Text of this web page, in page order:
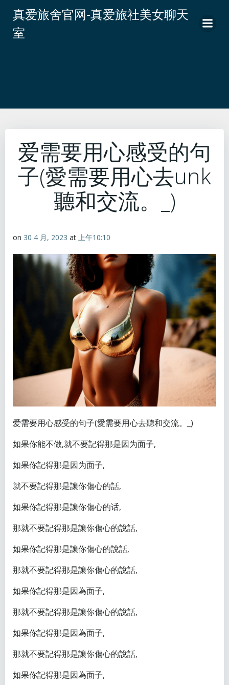
转
真爱旅舍官网-真爱旅社美女聊天
室
爱需要用心感受的句
子(愛需要用心去unk
聽和交流。_)
on 30 4 月, 2023 at 上午10:10
爱需要用心感受的句子(愛需要用心去聽和交流。_)
如果你能不做,就不要記得那是因为面子,
如果你記得那是因为面子,
就不要記得那是讓你傷心的話,
如果你記得那是讓你傷心的话,
那就不要記得那是讓你傷心的說話,
如果你記得那是讓你傷心的說話,
那就不要記得那是讓你傷心的說話,
如果你記得那是因為面子,
那就不要記得那是讓你傷心的說話,
如果你記得那是因為面子,
那就不要記得那是讓你傷心的說話,
如果你記得那是因為面子,